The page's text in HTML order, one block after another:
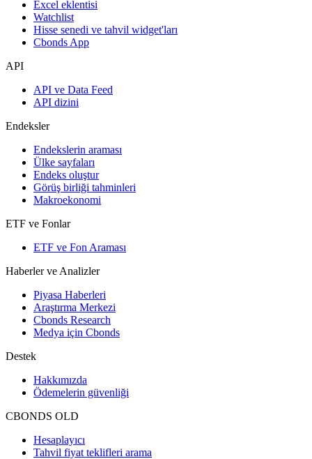
Excel eklentisi
Watchlist
Hisse senedi ve tahvil widget'ları
Cbonds App
API
API ve Data Feed
API dizini
Endeksler
Endekslerin araması
Ülke sayfaları
Endeks oluştur
Görüş birliği tahminleri
Makroekonomi
ETF ve Fonlar
ETF ve Fon Araması
Haberler ve Analizler
Piyasa Haberleri
Araştırma Merkezi
Cbonds Research
Medya için Cbonds
Destek
Hakkımızda
Ödemelerin güvenliği
CBONDS OLD
Hesaplayıcı
Tahvil fiyat teklifleri arama